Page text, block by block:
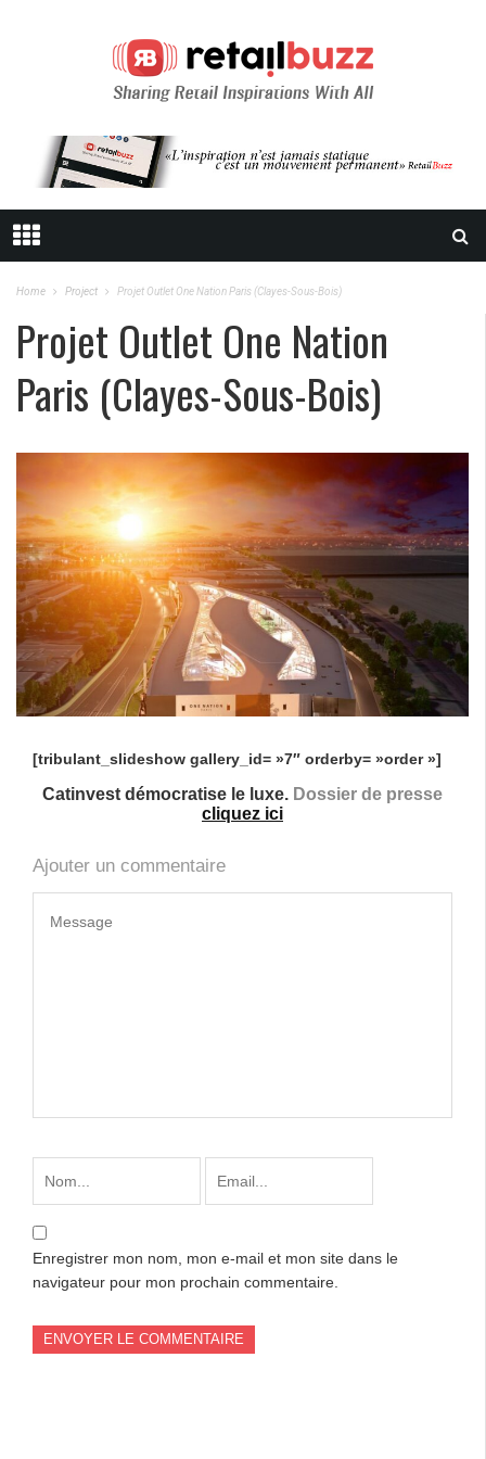
Home Project Projet Outlet One Nation Paris (Clayes-Sous-Bois)
Projet Outlet One Nation
Paris (Clayes-Sous-Bois)
[tribulant_slideshow gallery_id= »7″ orderby= »order »]
Catinvest démocratise le luxe. Dossier de presse
cliquez ici
Ajouter un commentaire
Enregistrer mon nom, mon e-mail et mon site dans le
navigateur pour mon prochain commentaire.